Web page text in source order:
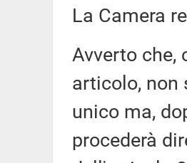
La Camera
Avverto che,
articolo, non
unico ma,
procederà